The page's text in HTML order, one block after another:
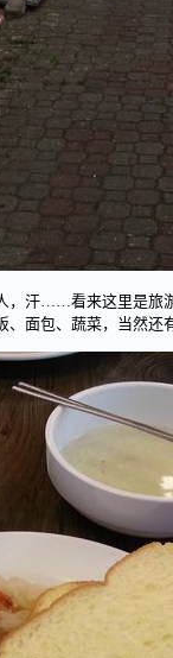
汗……看来这里是旅
面包、蔬菜，当然还